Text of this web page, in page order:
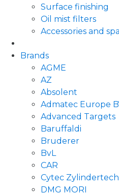
Surface finishing
Oil mist filters
Accessories and
Brands
AGME
AZ
Absolent
Admatec Europe
Advanced Targets
Baruffaldi
Bruderer
BvL
CAR
Cytec
DMG MORI